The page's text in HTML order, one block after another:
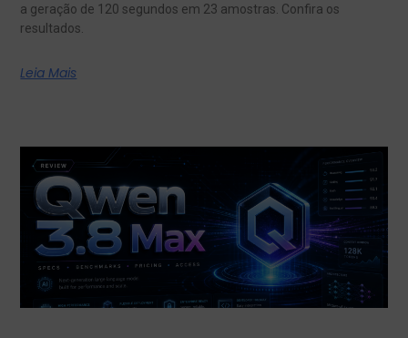
a geração de 120 segundos em 23 amostras. Confira os
resultados.
Leia Mais